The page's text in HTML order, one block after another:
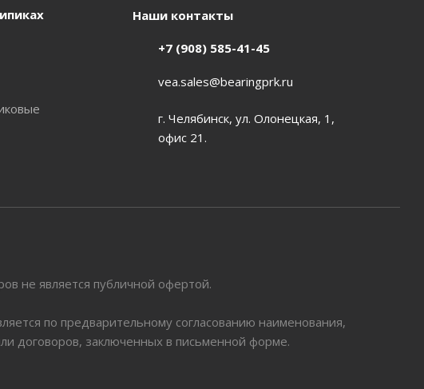
Наши контакты
+7 (908) 585-41-45
vea.sales@bearingprk.ru
г. Челябинск, ул. Олонецкая, 1,
офис 21.
не является публичной офертой.
по предварительному согласованию наименования,
договоров, заключенных в письменной форме.